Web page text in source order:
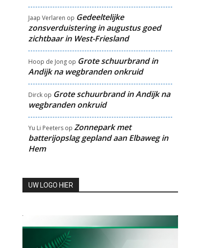
Jaap Verlaren op Gedeeltelijke
zonsverduistering in augustus goed
zichtbaar in West-Friesland
Hoop de Jongop Grote schuurbrand in
Andijk na wegbranden onkruid
Dirckop Grote schuurbrand in Andijk na
wegbranden onkruid
Yu Li Peetersop Zonnepark met
batterijopslag gepland aan Elbaweg in
Hem
UW LOGO HIER